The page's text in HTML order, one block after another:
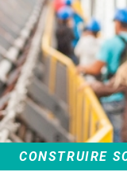
CONSTRUIRE